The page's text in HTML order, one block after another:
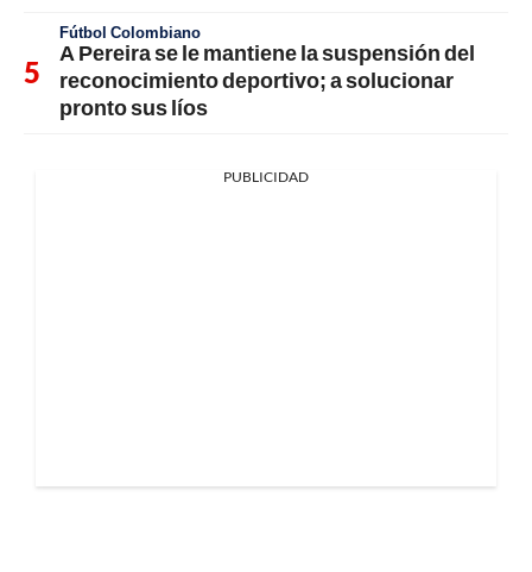
Fútbol Colombiano
A Pereira se le mantiene la suspensión del
reconocimiento deportivo; a solucionar
pronto sus líos
PUBLICIDAD